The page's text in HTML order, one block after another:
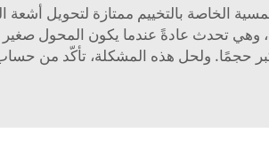
الخاصة بالتخييم ممتازة لتحويل
وهي تحدث عادةً عندما يكون المحول
حجمًا. ولحل هذه المشكلة، تأكّد من حساب